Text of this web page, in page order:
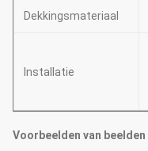
Dekkingsmateriaal
Installatie
Voorbeelden van beelden